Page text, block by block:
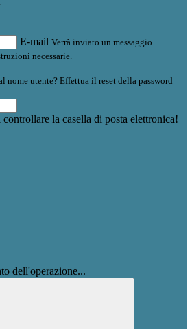
E-mail Verrà inviato un messaggio
necessarie.
nome utente? Effettua il reset della password
la casella di posta elettronica!
dell'operazione...